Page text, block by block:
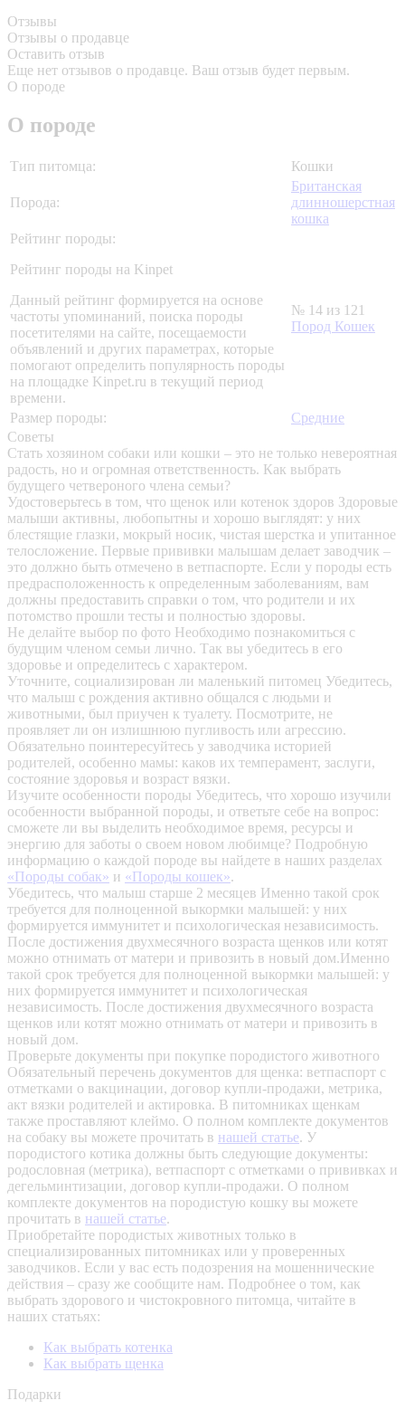
Отзывы
Отзывы о продавце
Оставить отзыв
Еще нет отзывов о продавце. Ваш отзыв будет первым.
О породе
О породе
Тип питомца: Кошки
Порода:
Британская
длинношерстная
кошка
Рейтинг породы:
Рейтинг породы на Kinpet
Данный рейтинг формируется на основе
частоты упоминаний, поиска породы
посетителями на сайте, посещаемости
объявлений и других параметрах, которые
помогают определить популярность породы
на площадке Kinpet.ru в текущий период
времени.
№ 14 из 121
Пород Кошек
Размер породы:
Средние
Советы
Стать хозяином собаки или кошки – это не только невероятная
радость, но и огромная ответственность. Как выбрать
будущего четвероного члена семьи?
Удостоверьтесь в том, что щенок или котенок здоров Здоровые
малыши активны, любопытны и хорошо выглядят: у них
блестящие глазки, мокрый носик, чистая шерстка и упитанное
телосложение. Первые прививки малышам делает заводчик –
это должно быть отмечено в ветпаспорте. Если у породы есть
предрасположенность к определенным заболеваниям, вам
должны предоставить справки о том, что родители и их
потомство прошли тесты и полностью здоровы.
Не делайте выбор по фото Необходимо познакомиться с
будущим членом семьи лично. Так вы убедитесь в его
здоровье и определитесь с характером.
Уточните, социализирован ли маленький питомец Убедитесь,
что малыш с рождения активно общался с людьми и
животными, был приучен к туалету. Посмотрите, не
проявляет ли он излишнюю пугливость или агрессию.
Обязательно поинтересуйтесь у заводчика историей
родителей, особенно мамы: каков их темперамент, заслуги,
состояние здоровья и возраст вязки.
Изучите особенности породы Убедитесь, что хорошо изучили
особенности выбранной породы, и ответьте себе на вопрос:
сможете ли вы выделить необходимое время, ресурсы и
энергию для заботы о своем новом любимце? Подробную
информацию о каждой породе вы найдете в наших разделах
«Породы собак» и «Породы кошек».
Убедитесь, что малыш старше 2 месяцев Именно такой срок
требуется для полноценной выкормки малышей: у них
формируется иммунитет и психологическая независимость.
После достижения двухмесячного возраста щенков или котят
можно отнимать от матери и привозить в новый дом.Именно
такой срок требуется для полноценной выкормки малышей: у
них формируется иммунитет и психологическая
независимость. После достижения двухмесячного возраста
щенков или котят можно отнимать от матери и привозить в
новый дом.
Проверьте документы при покупке породистого животного
Обязательный перечень документов для щенка: ветпаспорт с
отметками о вакцинации, договор купли-продажи, метрика,
акт вязки родителей и актировка. В питомниках щенкам
также проставляют клеймо. О полном комплекте документов
на собаку вы можете прочитать в нашей статье. У
породистого котика должны быть следующие документы:
родословная (метрика), ветпаспорт с отметками о прививках и
дегельминтизации, договор купли-продажи. О полном
комплекте документов на породистую кошку вы можете
прочитать в нашей статье.
Приобретайте породистых животных только в
специализированных питомниках или у проверенных
заводчиков. Если у вас есть подозрения на мошеннические
действия – сразу же сообщите нам. Подробнее о том, как
выбрать здорового и чистокровного питомца, читайте в
наших статьях:
Как выбрать котенка
Как выбрать щенка
Подарки